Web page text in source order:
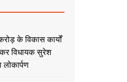
के विकास कार्यों
विधायक सुरेश
लोकार्पण